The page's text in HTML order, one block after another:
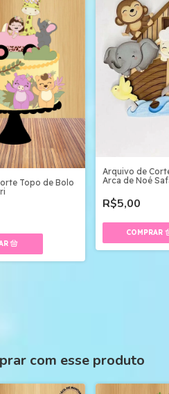
Topo de Bolo
Arquivo de
Arca de Noé
R$5,00
com esse produto